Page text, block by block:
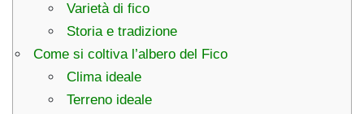
Varietà di fico
Storia e tradizione
Come si coltiva l’albero del Fico
Clima ideale
Terreno ideale